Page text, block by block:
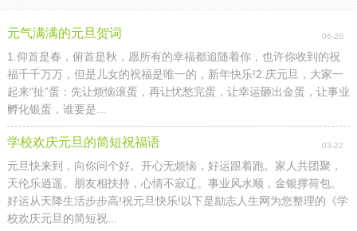
元气满满的元旦贺词 06-20
1.仰首是春，俯首是秋，愿所有的幸福都追随着你，也许你收到的祝
福千千万万，但是儿女的祝福是唯一的，新年快乐!2.庆元旦，大家一
起来“扯”蛋：先让烦恼滚蛋，再让忧愁完蛋，让幸运砸出金蛋，让事业
孵化银蛋，谁要是...
学校欢庆元旦的简短祝福语 03-22
元旦快来到，向你问个好。开心无烦恼，好运跟着跑。家人共团聚，
天伦乐逍遥。朋友相扶持，心情不寂辽。事业风水顺，金银撑荷包。
好运从天降生活步步高!祝元旦快乐!以下是励志人生网为您整理的《学
校欢庆元旦的简短祝...